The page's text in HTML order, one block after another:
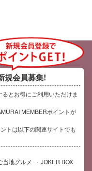
規会員募集!
るとお得にご利用いただけま
MEMBERポイントが
トは以下の関連サイトでも
当地グルメ
JOKER BOX